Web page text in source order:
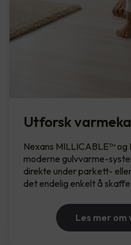
Utforsk
Nexans MILLICABLE™
moderne gulvvarme-
direkte under parkett-
det endelig enkelt å
Les mer